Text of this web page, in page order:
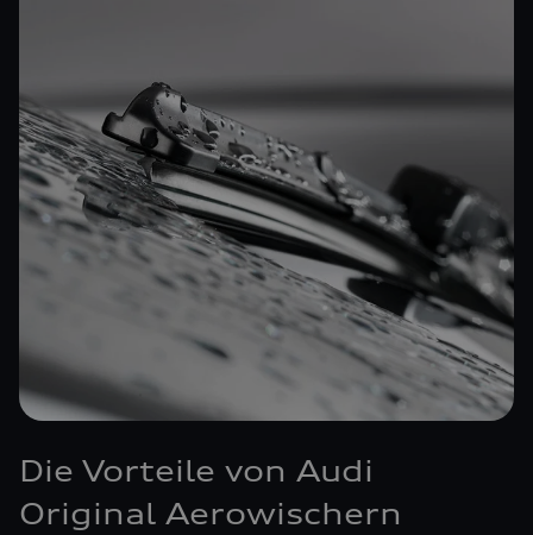
Die Vorteile von Audi
Original Aerowischern